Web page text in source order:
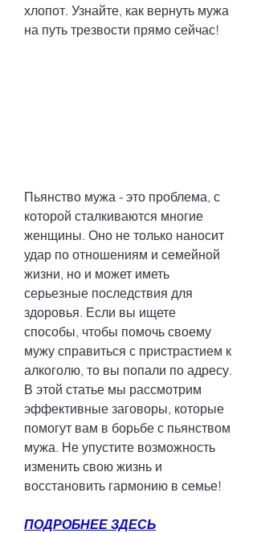
хлопот. Узнайте, как вернуть мужа
на путь трезвости прямо сейчас!
Пьянство мужа - это проблема, с
которой сталкиваются многие
женщины. Оно не только наносит
удар по отношениям и семейной
жизни, но и может иметь
серьезные последствия для
здоровья. Если вы ищете
способы, чтобы помочь своему
мужу справиться с пристрастием к
алкоголю, то вы попали по адресу.
В этой статье мы рассмотрим
эффективные заговоры, которые
помогут вам в борьбе с пьянством
мужа. Не упустите возможность
изменить свою жизнь и
восстановить гармонию в семье!
ПОДРОБНЕЕ ЗДЕСЬ